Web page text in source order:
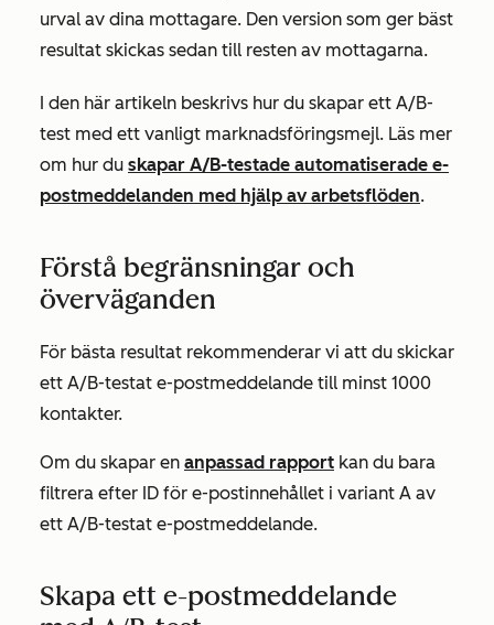
urval av dina mottagare. Den version som ger bäst
resultat skickas sedan till resten av mottagarna.
I den här artikeln beskrivs hur du skapar ett A/B-
test med ett vanligt marknadsföringsmejl. Läs mer
om hur du skapar A/B-testade automatiserade e-
postmeddelanden med hjälp av arbetsflöden.
Förstå begränsningar och
överväganden
För bästa resultat rekommenderar vi att du skickar
ett A/B-testat e-postmeddelande till minst 1000
kontakter.
Om du skapar en anpassad rapport kan du bara
filtrera efter ID för e-postinnehållet i variant A av
ett A/B-testat e-postmeddelande.
Skapa ett e-postmeddelande